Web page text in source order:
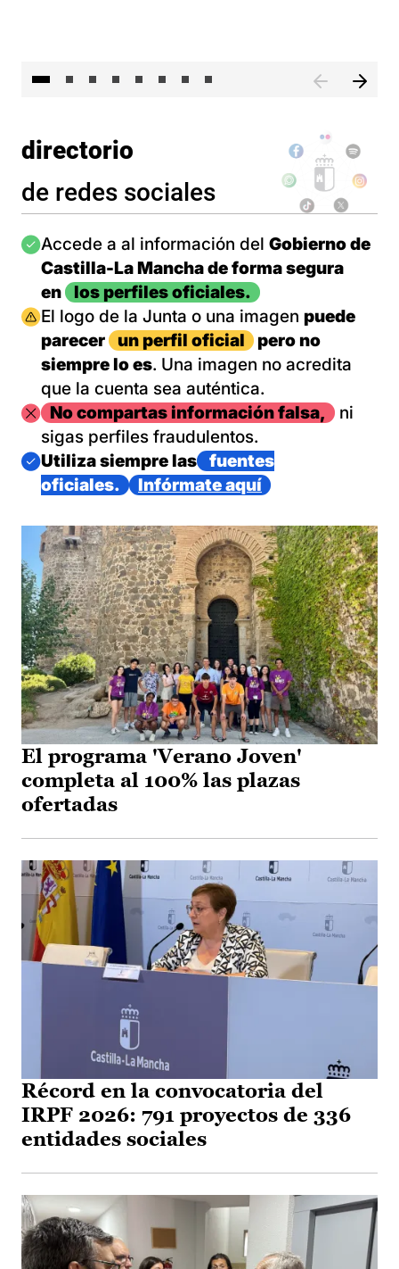
directorio
de redes sociales
Imagen
Accede a al información del Gobierno de
Castilla-La Mancha de forma segura
en
los perfiles oficiales.
Imagen
El logo de la Junta o una imagen puede
parecer
un perfil oficial
pero no
siempre lo es. Una imagen no acredita
que la cuenta sea auténtica.
ImagenNo compartas información falsa,
ni
sigas perfiles fraudulentos.
Imagen
Utiliza siempre las
fuentes
oficiales.
Infórmate aquí
El programa 'Verano Joven'
completa al 100% las plazas
ofertadas
Récord en la convocatoria del
IRPF 2026: 791 proyectos de 336
entidades sociales